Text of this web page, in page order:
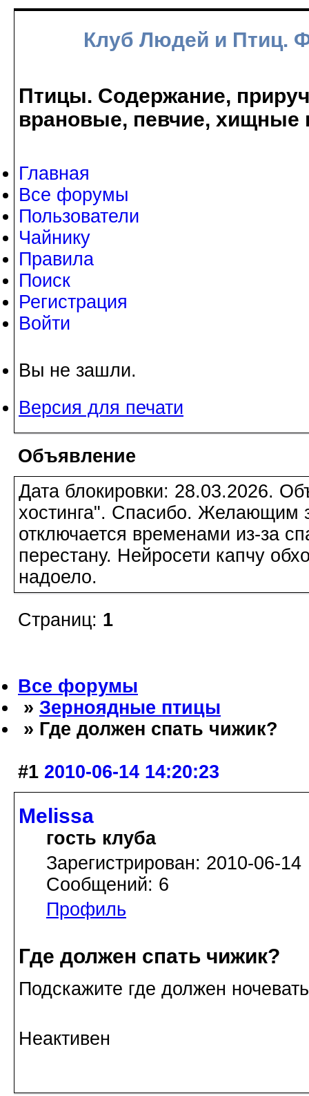
Клуб Людей и Птиц.
Птицы. Содержание,
врановые, певчие, хищные
Главная
Все форумы
Пользователи
Чайнику
Правила
Поиск
Регистрация
Войти
Вы не зашли.
Версия для печати
Объявление
Дата блокировки: 28.03.2026.
хостинга". Спасибо. Желающим
отключается временами из-за
перестану. Нейросети капчу
надоело.
Страниц: 1
Все форумы
» Зерноядные птицы
» Где должен спать чижик?
#1 2010-06-14 14:20:23
Melissa
гость клуба
Зарегистрирован: 2010-06-14
Сообщений: 6
Профиль
Где должен спать чижик?
Подскажите где должен
Неактивен